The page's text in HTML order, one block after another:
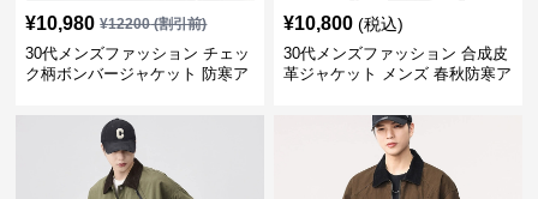
¥10,980 ¥12200(割引前)
30代メンズファッション チェッ
ク柄ボンバージャケット 防寒ア
¥10,800 (税込)
30代メンズファッション 合成皮
革ジャケット メンズ 春秋防寒ア